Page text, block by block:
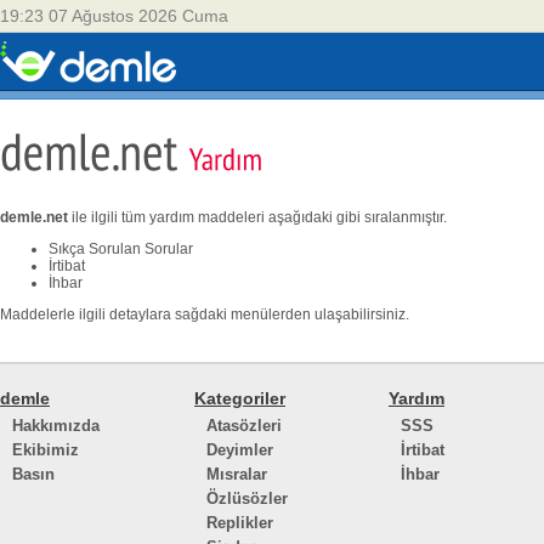
19:23 07 Ağustos 2026 Cuma
demle.net ile ilgili tüm yardım maddeleri aşağıdaki gibi sıralanmıştır.
Sıkça Sorulan Sorular
İrtibat
İhbar
Maddelerle ilgili detaylara sağdaki menülerden ulaşabilirsiniz.
demle
Hakkımızda
Ekibimiz
Basın
Kategoriler
Atasözleri
Deyimler
Mısralar
Özlüsözler
Replikler
Yardım
SSS
İrtibat
İhbar